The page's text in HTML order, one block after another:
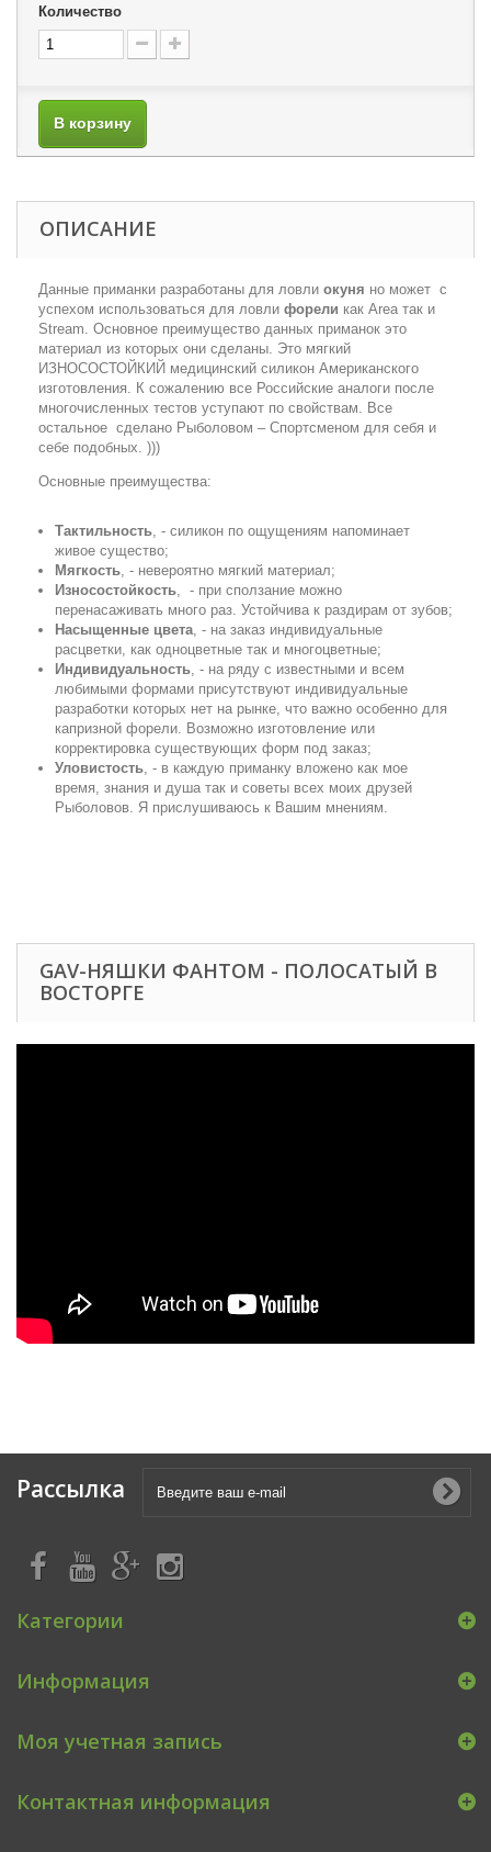
Количество
В корзину
ОПИСАНИЕ
Данные приманки разработаны для ловли окуня но может с
успехом использоваться для ловли форели как Area так и
Stream. Основное преимущество данных приманок это
материал из которых они сделаны. Это мягкий
ИЗНОСОСТОЙКИЙ медицинский силикон Американского
изготовления. К сожалению все Российские аналоги после
многочисленных тестов уступают по свойствам. Все
остальное сделано Рыболовом – Спортсменом для себя и
себе подобных. )))
Основные преимущества:
Тактильность, - силикон по ощущениям напоминает
живое существо;
Мягкость, - невероятно мягкий материал;
Износостойкость, - при сползание можно
перенасаживать много раз. Устойчива к раздирам от зубов;
Насыщенные цвета, - на заказ индивидуальные
расцветки, как одноцветные так и многоцветные;
Индивидуальность, - на ряду с известными и всем
любимыми формами присутствуют индивидуальные
разработки которых нет на рынке, что важно особенно для
капризной форели. Возможно изготовление или
корректировка существующих форм под заказ;
Уловистость, - в каждую приманку вложено как мое
время, знания и душа так и советы всех моих друзей
Рыболовов. Я прислушиваюсь к Вашим мнениям.
GAV-НЯШКИ ФАНТОМ - ПОЛОСАТЫЙ В
ВОСТОРГЕ
Рассылка
Категории
Информация
Моя учетная запись
Контактная информация